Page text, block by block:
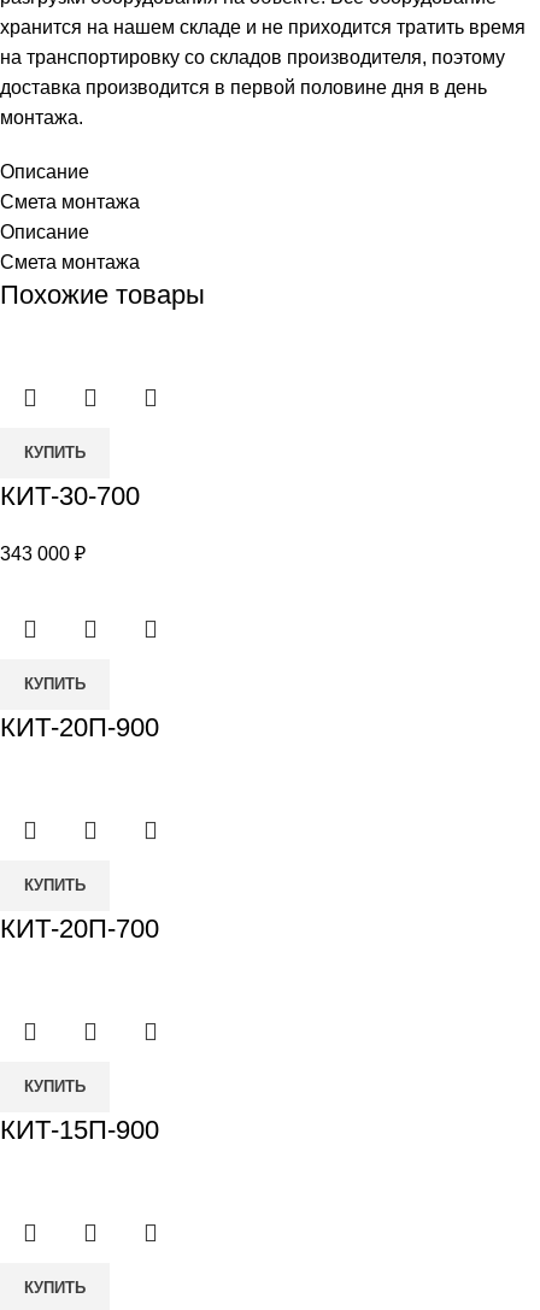
хранится на нашем складе и не приходится тратить время
на транспортировку со складов производителя, поэтому
доставка производится в первой половине дня в день
монтажа.
Описание
Смета монтажа
Описание
Смета монтажа
Похожие товары
Количество
КИТ-30-
КУПИТЬ
КИТ-30-700
343 000 ₽
КУПИТЬ
КИТ-20П-900
КУПИТЬ
КИТ-20П-700
КУПИТЬ
КИТ-15П-900
КУПИТЬ